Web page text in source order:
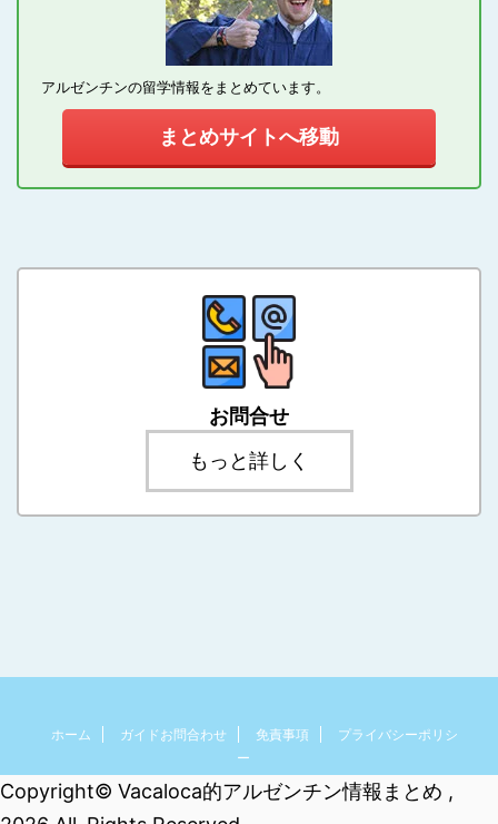
アルゼンチンの留学情報をまとめています。
まとめサイトへ移動
お問合せ
もっと詳しく
ホーム ガイドお問合わせ 免責事項
プライバシーポリシ
ー
Vacaloca的アルゼンチン情報まとめ
Copyright© Vacaloca的アルゼンチン情報まとめ ,